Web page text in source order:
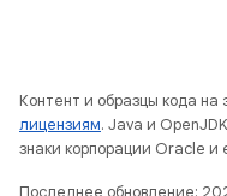
Контент и образцы кода
лицензиям. Java и
знаки корпорации Oracle
Последнее обновление: